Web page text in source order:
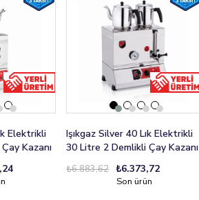
Elektrikli
Kazanı
Işıkgaz Silver 40 Lık Elektrikli
30 Litre 2 Demlikli Çay Kazanı
₺6.373,72
₺6.883,62
Son ürün